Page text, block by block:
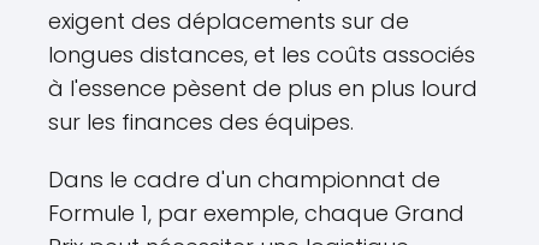
exigent des déplacements sur de
longues distances, et les coûts associés
à l'essence pèsent de plus en plus lourd
sur les finances des équipes.
Dans le cadre d'un championnat de
Formule 1, par exemple, chaque Grand